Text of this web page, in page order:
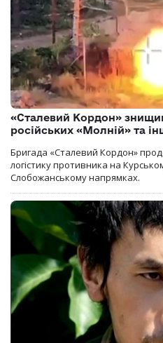
«Сталевий Кордон»
російських «Молній» та
Бригада «Сталевий Кордон»
логістику противника на
Слобожанському напрямках.